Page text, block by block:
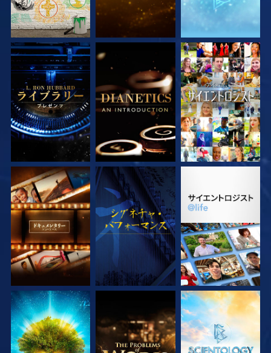
シリーズを探求 シリーズを探求 観る
シリーズを探求 観る シリーズを探求
シリーズを探求 シリーズを探求 シリーズを探求